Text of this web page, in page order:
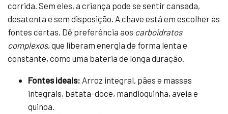
corrida. Sem eles, a criança pode se sentir cansada,
desatenta e sem disposição. A chave está em escolher as
fontes certas. Dê preferência aos carboidratos
complexos, que liberam energia de forma lenta e
constante, como uma bateria de longa duração.
Fontes ideais: Arroz integral, pães e massas
integrais, batata-doce, mandioquinha, aveia e
quinoa.